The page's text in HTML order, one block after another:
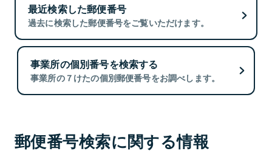
最近検索した郵便番号
過去に検索した郵便番号をご覧いただけます。
事業所の個別番号を検索する
事業所の７けたの個別郵便番号をお調べします。
郵便番号検索に関する情報